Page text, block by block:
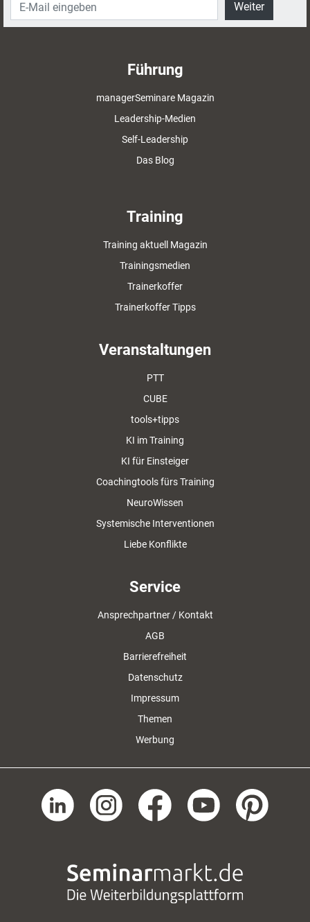
Weiter
Führung
managerSeminare Magazin
Leadership-Medien
Self-Leadership
Das Blog
Training
Training aktuell Magazin
Trainingsmedien
Trainerkoffer
Trainerkoffer Tipps
Veranstaltungen
PTT
CUBE
tools+tipps
KI im Training
KI für Einsteiger
Coachingtools fürs Training
NeuroWissen
Systemische Interventionen
Liebe Konflikte
Service
Ansprechpartner / Kontakt
AGB
Barrierefreiheit
Datenschutz
Impressum
Themen
Werbung